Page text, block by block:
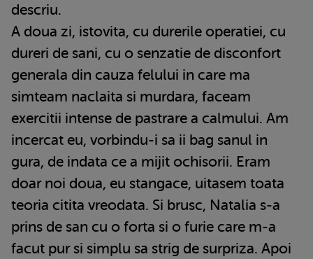
descriu.
A doua zi, istovita, cu durerile operatiei, cu
dureri de sani, cu o senzatie de disconfort
generala din cauza felului in care ma
simteam naclaita si murdara, faceam
exercitii intense de pastrare a calmului. Am
incercat eu, vorbindu-i sa ii bag sanul in
gura, de indata ce a mijit ochisorii. Eram
doar noi doua, eu stangace, uitasem toata
teoria citita vreodata. Si brusc, Natalia s-a
prins de san cu o forta si o furie care m-a
facut pur si simplu sa strig de surpriza. Apoi